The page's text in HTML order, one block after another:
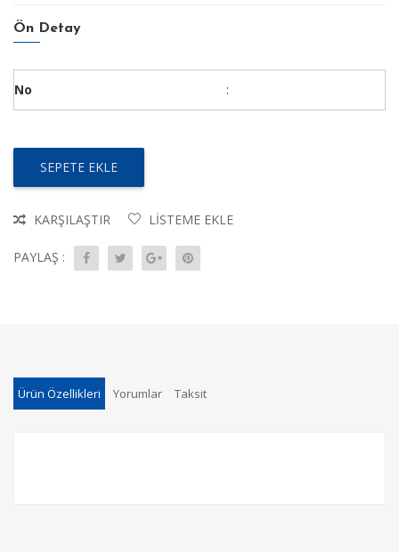
Ön Detay
No :
SEPETE EKLE
KARŞILAŞTIR LISTEME EKLE
PAYLAŞ :
Ürün Özellikleri Yorumlar Taksit